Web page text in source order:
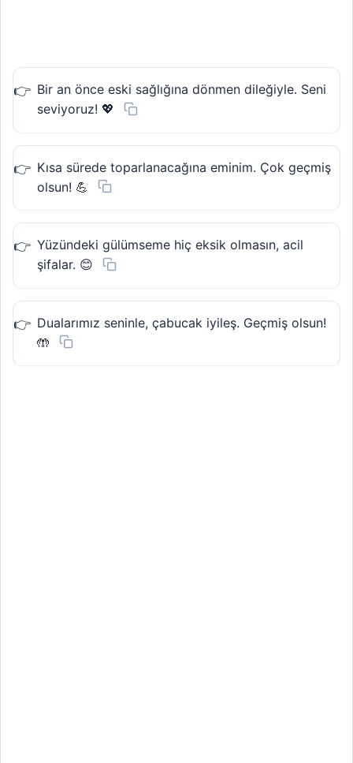
Bir an önce eski sağlığına dönmen dileğiyle. Seni
seviyoruz! 💖
Kısa sürede toparlanacağına eminim. Çok geçmiş
olsun! 💪
Yüzündeki gülümseme hiç eksik olmasın, acil
şifalar. 😊
Dualarımız seninle, çabucak iyileş. Geçmiş olsun!
🤲